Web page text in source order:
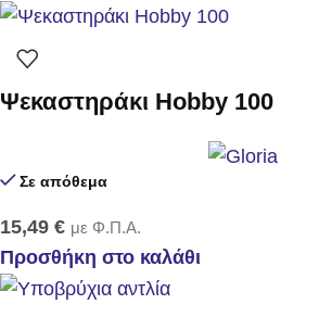
Ψεκαστηράκι Hobby 100
Σε απόθεμα
15,49 € με Φ.Π.Α.
Προσθήκη στο καλάθι